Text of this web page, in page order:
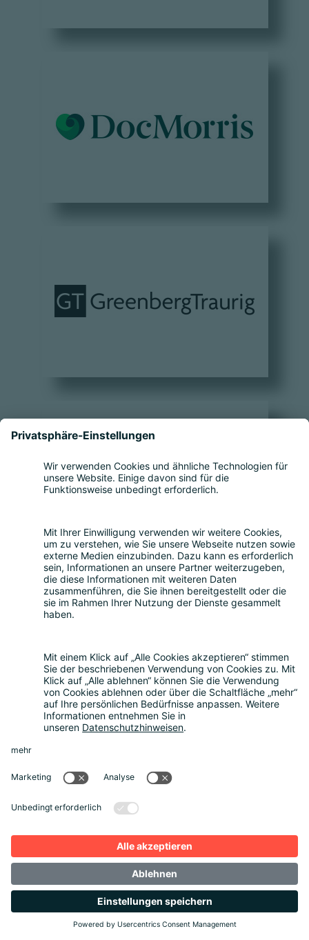
Back to top
Teilnahme
Themen
Bitkom Events App
Über uns
Rückblick
Kontakt
Sonstiges
Partner werden
Rechtliches
Datenschutz
Cookie-Einstellungen
Impressum
AGB